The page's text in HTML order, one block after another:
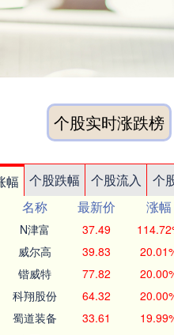
个股实时涨跌榜
幅 个股跌幅 个股流入 个
名称 最新价 涨幅
N津富 37.49
威尔高 39.83
锴威特 77.82
科翔股份 64.32
蜀道装备 33.61